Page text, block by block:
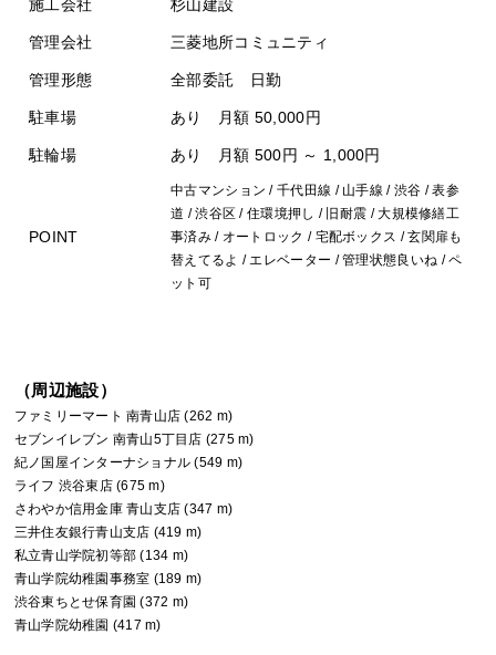
施工会社 杉山建設
管理会社 三菱地所コミュニティ
管理形態 全部委託 日勤
駐車場 あり 月額 50,000円
駐輪場 あり 月額 500円 ～ 1,000円
POINT
中古マンション / 千代田線 / 山手線 / 渋谷 / 表参
道 / 渋谷区 / 住環境押し / 旧耐震 / 大規模修繕工
事済み / オートロック / 宅配ボックス / 玄関扉も
替えてるよ / エレベーター / 管理状態良いね / ペ
ット可
（周辺施設）
ファミリーマート 南青山店 (262 m)
セブンイレブン 南青山5丁目店 (275 m)
紀ノ国屋インターナショナル (549 m)
ライフ 渋谷東店 (675 m)
さわやか信用金庫 青山支店 (347 m)
三井住友銀行青山支店 (419 m)
私立青山学院初等部 (134 m)
青山学院幼稚園事務室 (189 m)
渋谷東ちとせ保育園 (372 m)
青山学院幼稚園 (417 m)